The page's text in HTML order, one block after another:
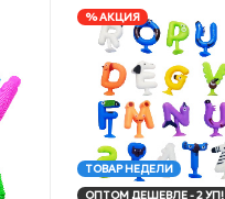
% АКЦИЯ
ТОВАР НЕДЕЛИ
ОПТОМ ДЕШЕВЛЕ - 2 УП!